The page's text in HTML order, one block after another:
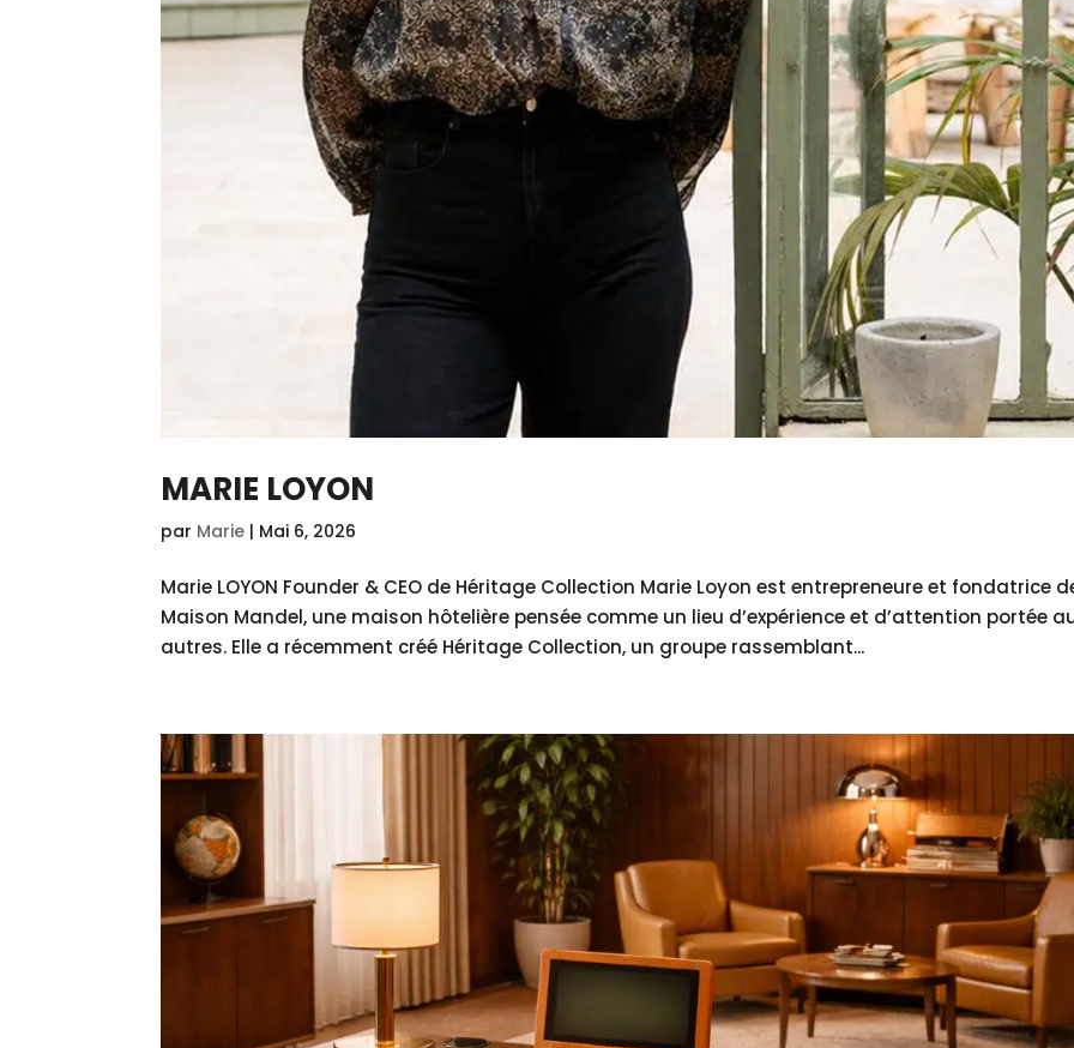
MARIE LOYON
par Marie | Mai 6, 2026
Marie LOYON Founder & CEO de Héritage Collection Marie Loyon est entrepreneure et fondatrice
Maison Mandel, une maison hôtelière pensée comme un lieu d’expérience et d’attention portée
autres. Elle a récemment créé Héritage Collection, un groupe rassemblant...